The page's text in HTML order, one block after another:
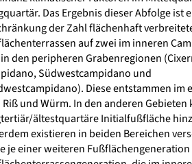
Das Ergebnis dieser Abfolge ist
der Zahl flächenhaft
auf zwei im inneren
den peripheren Grabenregionen
Südwestcampidano und
Diese entstammen im
Riß und Würm. In den anderen
ältestquartäre Initialfußfläche
existieren in beiden Bereichen
je einer weiteren Fußflächengeneration